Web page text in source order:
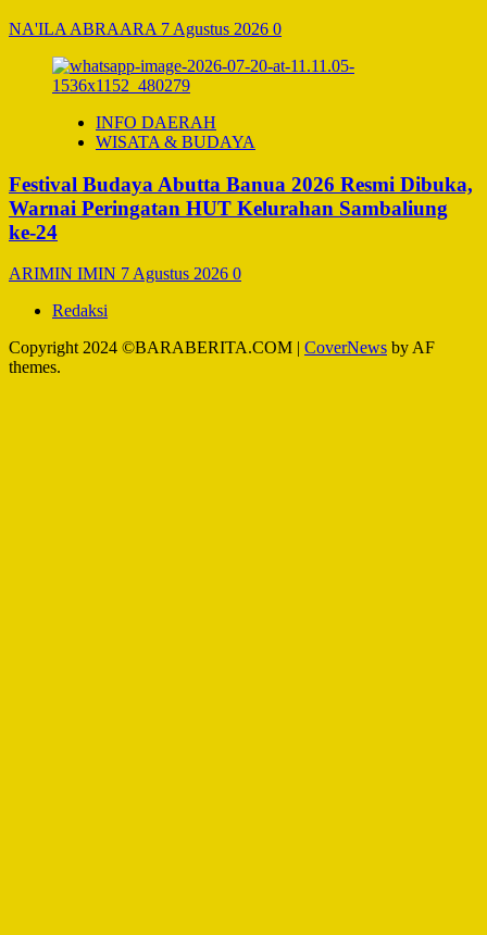
NA'ILA ABRAARA 7 Agustus 2026 0
INFO DAERAH
WISATA & BUDAYA
Festival Budaya Abutta Banua 2026 Resmi Dibuka,
Warnai Peringatan HUT Kelurahan Sambaliung
ke-24
ARIMIN IMIN 7 Agustus 2026 0
Redaksi
Copyright 2024 ©BARABERITA.COM | CoverNews by AF
themes.